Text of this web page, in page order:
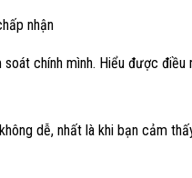
nhận
chính mình. Hiểu được
dễ, nhất là khi bạn cảm